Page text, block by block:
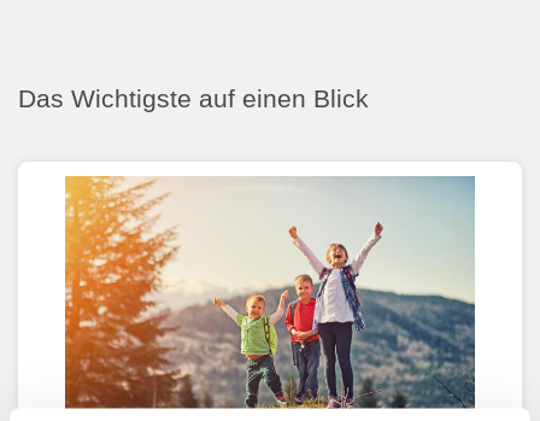
Das Wichtigste auf einen Blick